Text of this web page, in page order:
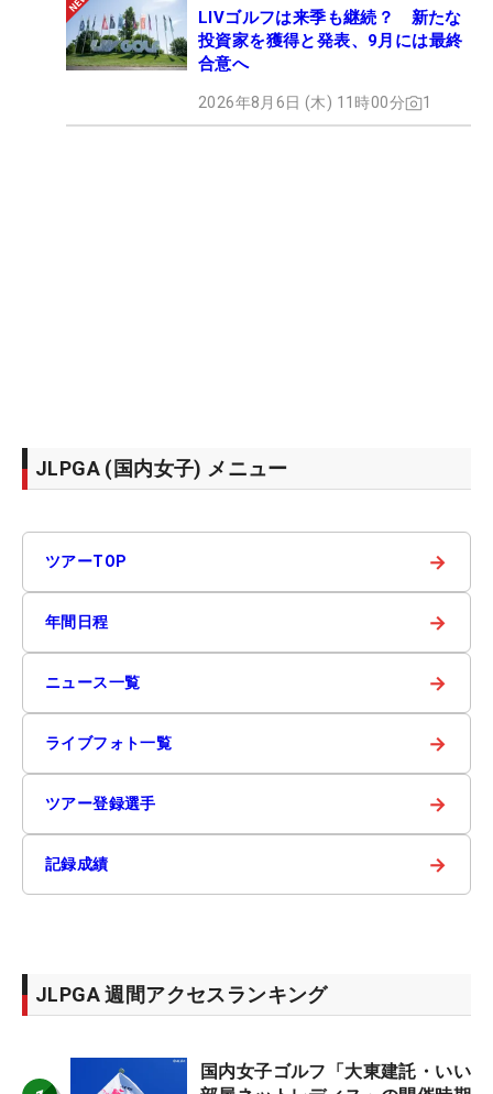
LIVゴルフは来季も継続？ 新たな
投資家を獲得と発表、9月には最終
合意へ
2026年8月6日 (木) 11時00分 1
JLPGA (国内女子) メニュー
ツアーTOP →
年間日程 →
ニュース一覧 →
ライブフォト一覧 →
ツアー登録選手 →
記録成績 →
JLPGA 週間アクセスランキング
国内女子ゴルフ「大東建託・いい